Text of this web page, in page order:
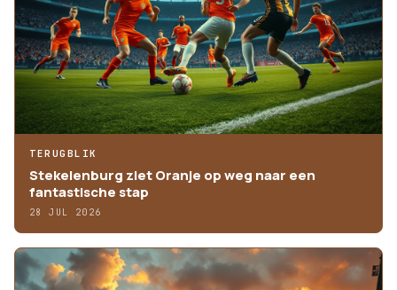
TERUGBLIK
Stekelenburg ziet Oranje op weg naar een
fantastische stap
28 JUL 2026